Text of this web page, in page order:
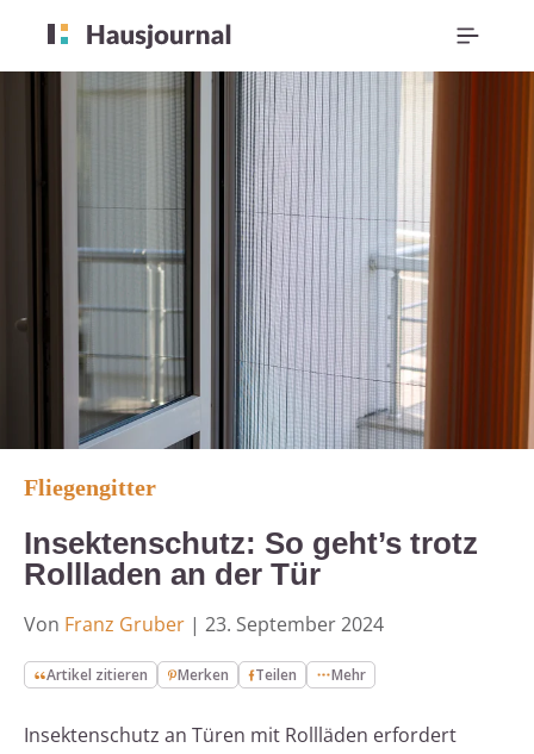
Fliegengitter
Insektenschutz: So geht’s trotz
Rollladen an der Tür
Von Franz Gruber | 23. September 2024
Artikel zitieren Merken Teilen Mehr
Insektenschutz an Türen mit Rollläden erfordert